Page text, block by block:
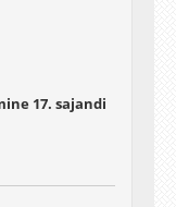
17. sajandi